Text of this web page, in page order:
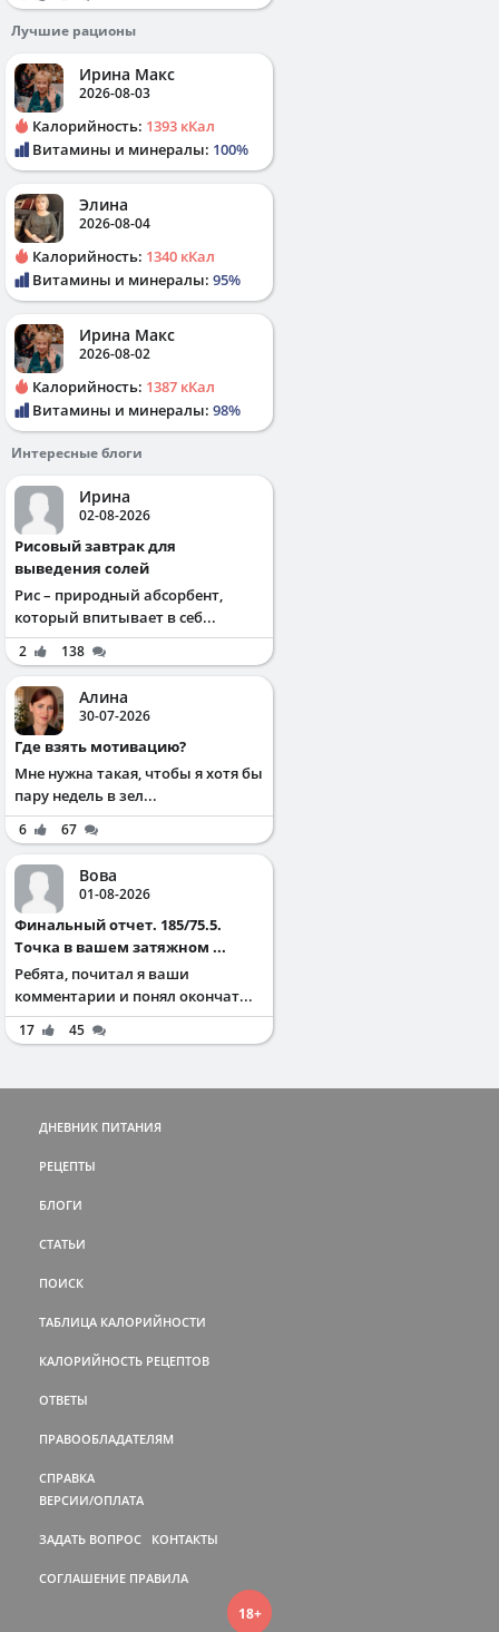
Лучшие рационы
Ирина Макс
2026-08-03
Калорийность: 1393 кКал
Витамины и минералы: 100%
Элина
2026-08-04
Калорийность: 1340 кКал
Витамины и минералы: 95%
Ирина Макс
2026-08-02
Калорийность: 1387 кКал
Витамины и минералы: 98%
Интересные блоги
Ирина
02-08-2026
Рисовый завтрак для
выведения солей
Рис – природный абсорбент,
который впитывает в себ...
2 138
Алина
30-07-2026
Где взять мотивацию?
Мне нужна такая, чтобы я хотя бы
пару недель в зел...
6 67
Вова
01-08-2026
Финальный отчет. 185/75.5.
Точка в вашем затяжном ...
Ребята, почитал я ваши
комментарии и понял окончат...
17 45
ДНЕВНИК ПИТАНИЯ
РЕЦЕПТЫ
БЛОГИ
СТАТЬИ
ПОИСК
ТАБЛИЦА КАЛОРИЙНОСТИ
КАЛОРИЙНОСТЬ РЕЦЕПТОВ
ОТВЕТЫ
ПРАВООБЛАДАТЕЛЯМ
СПРАВКА
ВЕРСИИ/ОПЛАТА
ЗАДАТЬ ВОПРОС КОНТАКТЫ
СОГЛАШЕНИЕ ПРАВИЛА
18+